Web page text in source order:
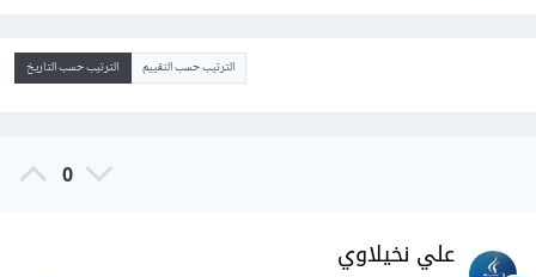
الترتيب حسب التقييم الترتيب حسب التاريخ
0
علي نخيلاوي